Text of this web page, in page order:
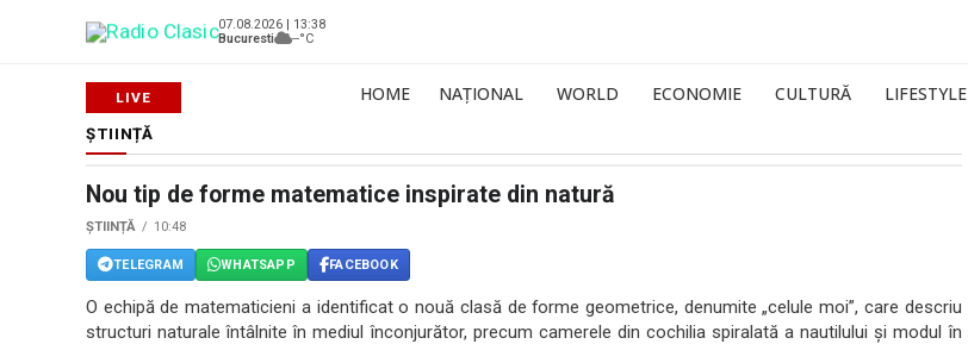
07.08.2026 | 13:38
Bucuresti
--°C
HOME NAȚIONAL WORLD ECONOMIE CULTURĂ LIFESTYLE
ȘTIINȚĂ
Nou tip de forme matematice inspirate din natură
ȘTIINȚĂ 10:48
TELEGRAM WHATSAPP FACEBOOK
O echipă de matematicieni a identificat o nouă clasă de forme geometrice, denumite „celule moi”, care descriu
structuri naturale întâlnite în mediul înconjurător, precum camerele din cochilia spiralată a nautilului și modul în